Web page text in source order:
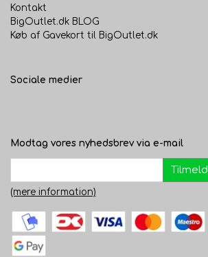
Kontakt
BigOutlet.dk BLOG
Køb af Gavekort til BigOutlet.dk
Sociale medier
Modtag vores nyhedsbrev via e-mail
Tilmeld
(mere information)